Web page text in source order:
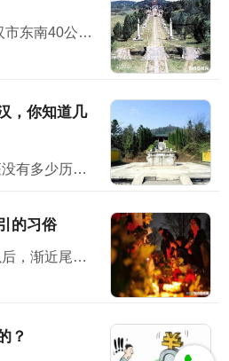
明楚王墓位于湖北省 武汉市东南40公里处
，你知道几
很多人都说，武汉是一座没有多少历史感的城市。但其实不然，它有它的韵味。也许，你在武汉没有见过多少历史古迹、文物等，但其实它就隐藏在你身边，只是你没有发现而已。不说别的，位于武汉的古墓地就有多座...
的习俗
丧礼的前述一系列仪程以后，渐近尾声即发引、下葬了。按古礼来看，三月而葬，时间太长，尸体不易保存，生者也不胜其劳。因而，古时候就有所谓“渴葬”、“血葬”即七天之内不卜而葬。后世的停...
？